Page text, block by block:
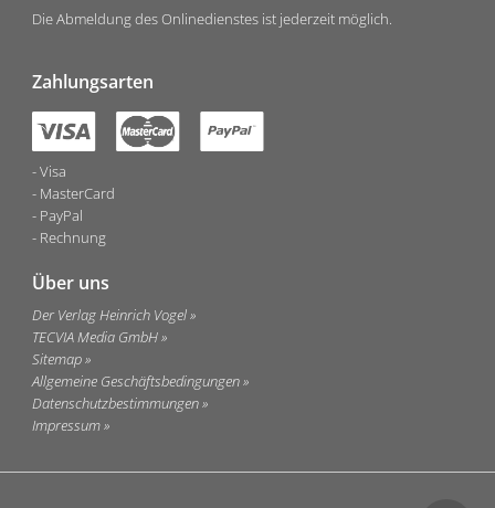
Die Abmeldung des Onlinedienstes ist jederzeit möglich.
Zahlungsarten
Visa
MasterCard
PayPal
Rechnung
Über uns
Der Verlag Heinrich Vogel
TECVIA Media GmbH
Sitemap
Allgemeine Geschäftsbedingungen
Datenschutzbestimmungen
Impressum